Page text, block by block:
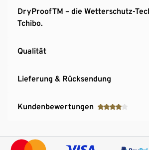
DryProofTM – die Wetterschutz-
Tchibo.
Qualität
Lieferung & Rücksendung
Kundenbewertungen